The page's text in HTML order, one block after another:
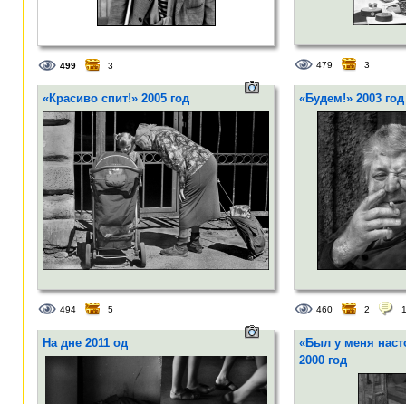
499 3 479 3
«Красиво спит!» 2005 год
494 5
«Будем!» 2003 год
460 2 1
На дне 2011 од
«Был у меня
2000 год